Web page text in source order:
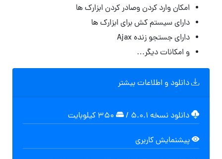
امکان وارد کردن وصادر کردن ابزارک ها
دارای سیستم کش برای ابزارک ها
دارای جستجو زنده Ajax
و امکانات دیگر…
دانلود و اطلاعات بیشتر
دانلود نسخه ۵.۰.۱ /
پیشنمایش کاربری